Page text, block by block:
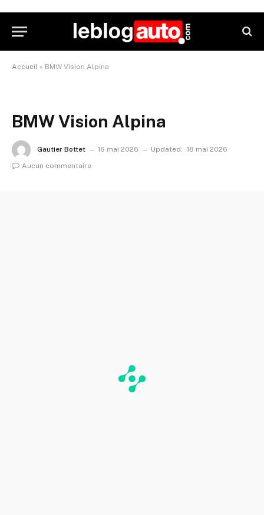
Accueil » BMW Vision Alpina
BMW Vision Alpina
Gautier Bottet 16 mai 2026 Updated: 18 mai 2026
Aucun commentaire